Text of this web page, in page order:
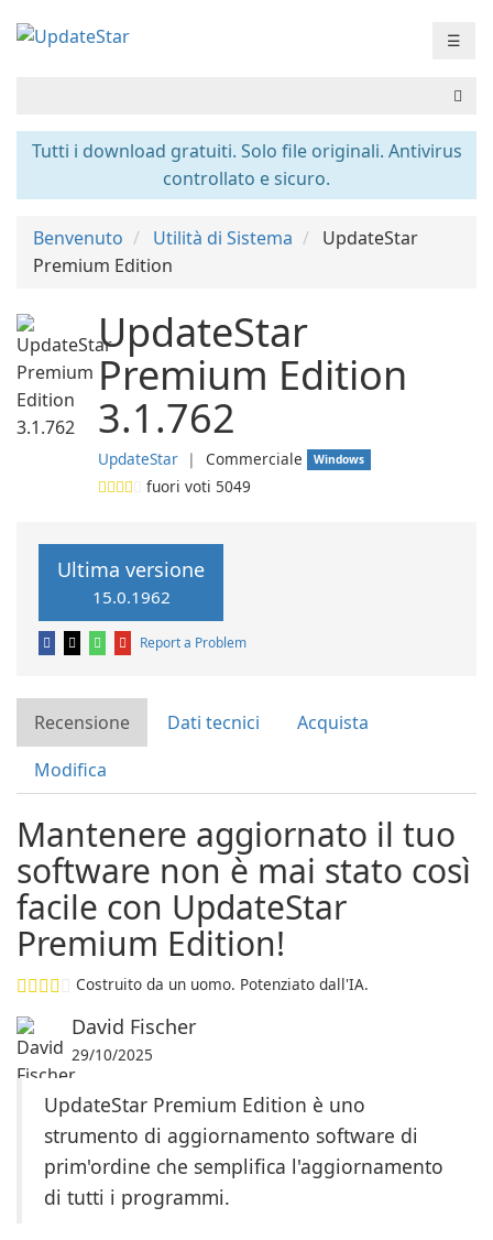
☰
Tutti i download gratuiti. Solo file originali. Antivirus
controllato e sicuro.
Benvenuto Utilità di Sistema
UpdateStar
Premium Edition
UpdateStar
Premium Edition
3.1.762
UpdateStar ❘ Commerciale Windows
fuori voti 5049
Ultima versione
15.0.1962
Report a Problem
Recensione Dati tecnici
Acquista
Modifica
Mantenere aggiornato il tuo
software non è mai stato così
facile con UpdateStar
Premium Edition!
Costruito da un uomo. Potenziato dall'IA.
David Fischer
29/10/2025
UpdateStar Premium Edition è uno
strumento di aggiornamento software di
prim'ordine che semplifica l'aggiornamento
di tutti i programmi.